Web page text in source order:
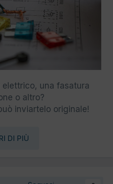
una fasatura
o altro?
inviartelo originale!
DI PIÙ